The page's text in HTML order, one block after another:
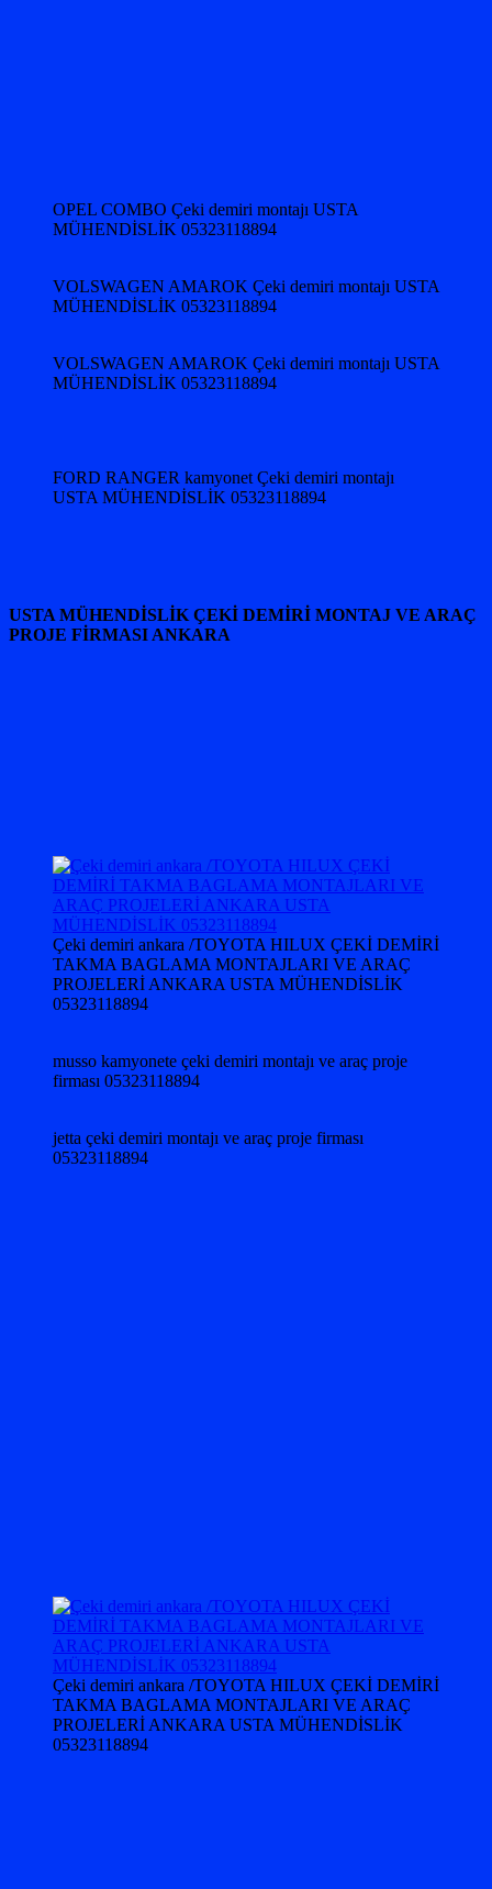
OPEL COMBO Çeki demiri montajı USTA
MÜHENDİSLİK 05323118894
VOLSWAGEN AMAROK Çeki demiri montajı USTA
MÜHENDİSLİK 05323118894
VOLSWAGEN AMAROK Çeki demiri montajı USTA
MÜHENDİSLİK 05323118894
FORD RANGER kamyonet Çeki demiri montajı
USTA MÜHENDİSLİK 05323118894
USTA MÜHENDİSLİK ÇEKİ DEMİRİ MONTAJ VE ARAÇ
PROJE FİRMASI ANKARA
Çeki demiri ankara /TOYOTA HILUX ÇEKİ DEMİRİ
TAKMA BAGLAMA MONTAJLARI VE ARAÇ
PROJELERİ ANKARA USTA MÜHENDİSLİK
05323118894
musso kamyonete çeki demiri montajı ve araç proje
firması 05323118894
jetta çeki demiri montajı ve araç proje firması
05323118894
Çeki demiri ankara /TOYOTA HILUX ÇEKİ DEMİRİ
TAKMA BAGLAMA MONTAJLARI VE ARAÇ
PROJELERİ ANKARA USTA MÜHENDİSLİK
05323118894